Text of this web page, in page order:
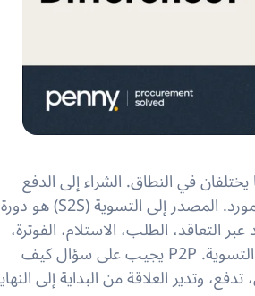
في النطاق. الشراء إلى الدفع
(P2P) هو الدورة التعاملية التي تنقل عملية الشراء من الطلب وحتى دفع المورد. المصدر إلى التسوية (S2S) هو دورة
التعاقد، الطلب، الاستلام، الفوترة،
وحتى التسوية النهائية. باختصار، الشراء إلى الدفع هو جزء من المصدر إلى التسوية. P2P يجيب على سؤال كيف